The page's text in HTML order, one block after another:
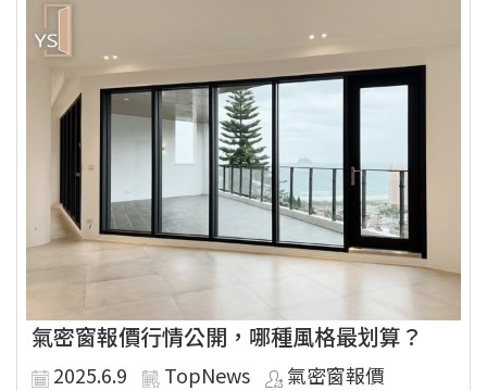
氣密窗報價行情公開，哪種風格最划算？
2025.6.9 TopNews 氣密窗報價